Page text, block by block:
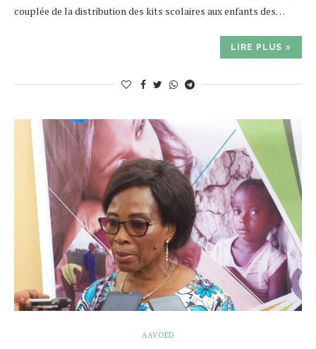
couplée de la distribution des kits scolaires aux enfants des…
LIRE PLUS
AAVOED